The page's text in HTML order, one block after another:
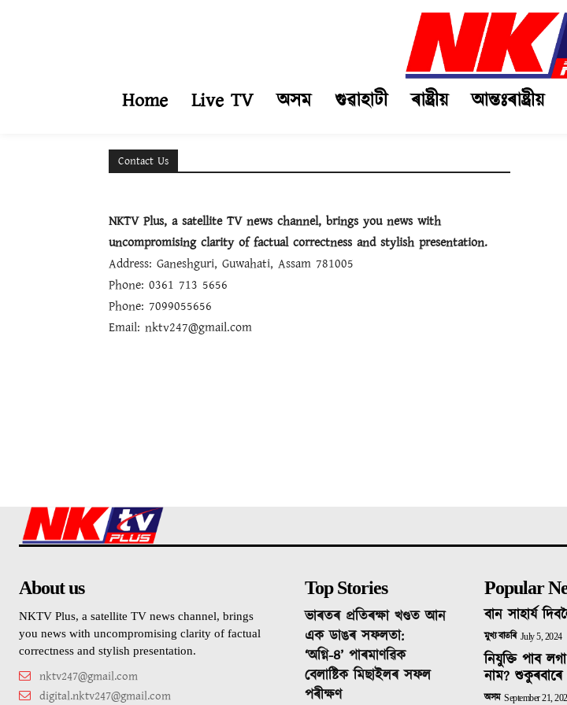
Home Live TV অসম গুৱাহাটী ৰাষ্ট্ৰীয় আন্তঃৰাষ্ট্ৰীয়
Contact Us
NKTV Plus, a satellite TV news channel, brings you news with
uncompromising clarity of factual correctness and stylish presentation.
Address: Ganeshguri, Guwahati, Assam 781005
Phone: 0361 713 5656
Phone: 7099055656
Email: nktv247@gmail.com
About us
NKTV Plus, a satellite TV news channel, brings
you news with uncompromising clarity of factual
correctness and stylish presentation.
nktv247@gmail.com
digital.nktv247@gmail.com
Top Stories
ভাৰতৰ প্ৰতিৰক্ষা খণ্ডত আন
এক ডাঙৰ সফলতা:
‘অগ্নি-৪’ পাৰমাণৱিক
বেলাষ্টিক মিছাইলৰ সফল
পৰীক্ষণ
Popular
বান সাহাৰ্য
মুখ্য বাতৰি July 5, 2024
নিযুক্তি পাব
নাম?
অসম September 21,